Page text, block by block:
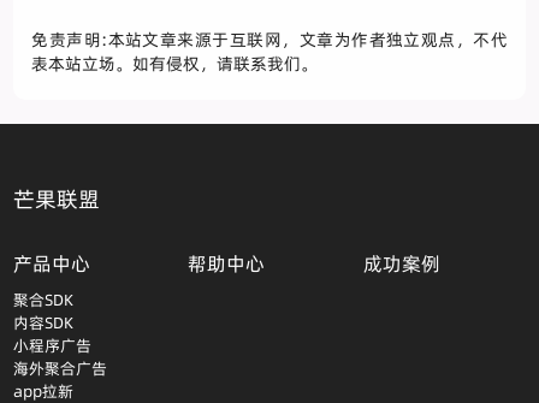
免责声明:本站文章来源于互联网，文章为作者独立观点，不代
表本站立场。如有侵权，请联系我们。
芒果联盟
产品中心
聚合SDK
内容SDK
小程序广告
海外聚合广告
app拉新
帮助中心 成功案例